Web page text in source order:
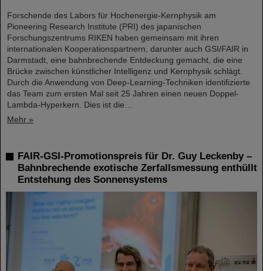
Forschende des Labors für Hochenergie-Kernphysik am
Pioneering Research Institute (PRI) des japanischen
Forschungszentrums RIKEN haben gemeinsam mit ihren
internationalen Kooperationspartnern, darunter auch GSI/FAIR in
Darmstadt, eine bahnbrechende Entdeckung gemacht, die eine
Brücke zwischen künstlicher Intelligenz und Kernphysik schlägt.
Durch die Anwendung von Deep-Learning-Techniken identifizierte
das Team zum ersten Mal seit 25 Jahren einen neuen Doppel-
Lambda-Hyperkern. Dies ist die…
Mehr »
FAIR-GSI-Promotionspreis für Dr. Guy Leckenby –
Bahnbrechende exotische Zerfallsmessung enthüllt
Entstehung des Sonnensystems